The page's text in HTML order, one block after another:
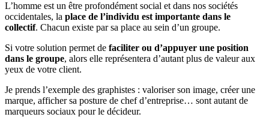
L’homme est un être profondément social et dans nos sociétés
occidentales, la place de l’individu est importante dans le
collectif. Chacun existe par sa place au sein d’un groupe.
Si votre solution permet de faciliter ou d’appuyer une position
dans le groupe, alors elle représentera d’autant plus de valeur aux
yeux de votre client.
Je prends l’exemple des graphistes : valoriser son image, créer une
marque, afficher sa posture de chef d’entreprise… sont autant de
marqueurs sociaux pour le décideur.